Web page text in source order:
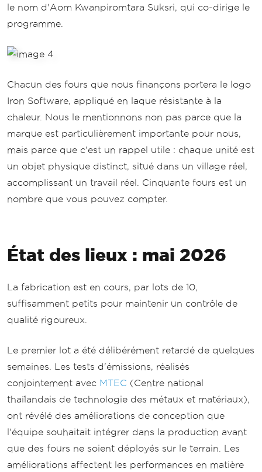
le nom d'Aom Kwanpiromtara Suksri, qui co-dirige le
programme.
Chacun des fours que nous finançons portera le logo
Iron Software, appliqué en laque résistante à la
chaleur. Nous le mentionnons non pas parce que la
marque est particulièrement importante pour nous,
mais parce que c'est un rappel utile : chaque unité est
un objet physique distinct, situé dans un village réel,
accomplissant un travail réel. Cinquante fours est un
nombre que vous pouvez compter.
État des lieux : mai 2026
La fabrication est en cours, par lots de 10,
suffisamment petits pour maintenir un contrôle de
qualité rigoureux.
Le premier lot a été délibérément retardé de quelques
semaines. Les tests d'émissions, réalisés
conjointement avec MTEC (Centre national
thaïlandais de technologie des métaux et matériaux),
ont révélé des améliorations de conception que
l'équipe souhaitait intégrer dans la production avant
que des fours ne soient déployés sur le terrain. Les
améliorations affectent les performances en matière